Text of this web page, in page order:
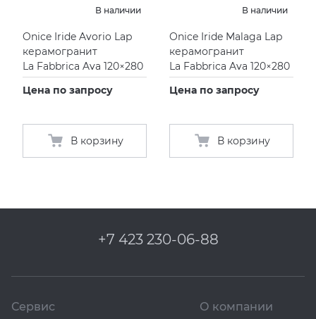
В наличии
Onice Iride Avorio Lap
керамогранит
La Fabbrica Ava 120×280
Цена по запросу
В корзину
В наличии
Onice Iride Malaga Lap
керамогранит
La Fabbrica Ava 120×280
Цена по запросу
В корзину
+7 423 230-06-88
Сервис О компании